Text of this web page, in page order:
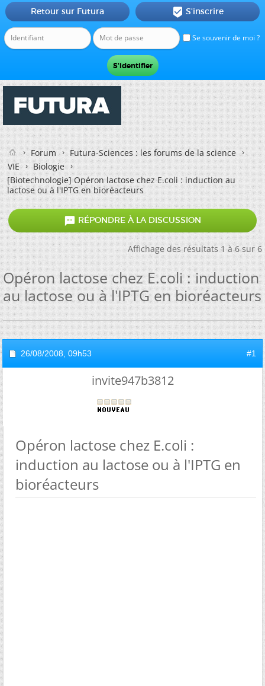
Se souvenir de moi ?
Retour sur Futura  S'inscrire
Forum
Futura-Sciences : les forums de la science
VIE
Biologie
[Biotechnologie]Opéron lactose chez E.coli : induction au
lactose ou à l'IPTG en bioréacteurs
 RÉPONDRE À LA DISCUSSION
Affichage des résultats 1 à 6 sur 6
Opéron lactose chez E.coli : induction
au lactose ou à l'IPTG en bioréacteurs
26/08/2008, 09h53 #1
invite947b3812
Opéron lactose chez E.coli :
induction au lactose ou à l'IPTG en
bioréacteurs